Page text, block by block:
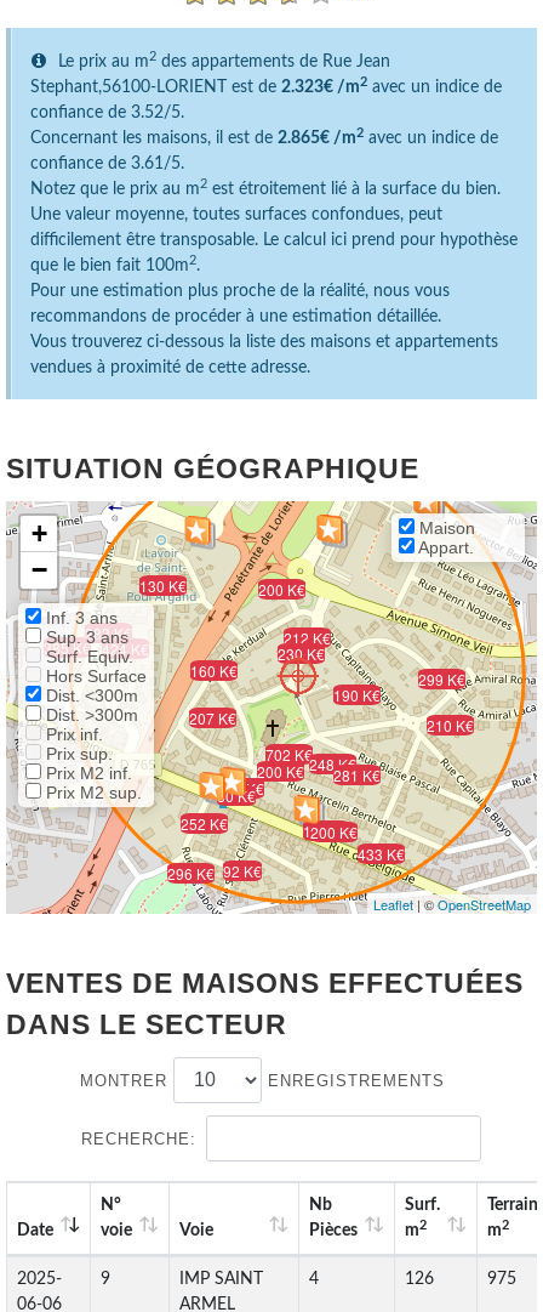
Le prix au m 2 des appartements de Rue Jean
Stephant,56100-LORIENT est de 2.323€ /m2 avec un indice de
confiance de 3.52/5.
Concernant les maisons, il est de 2.865€ /m2 avec un indice de
confiance de 3.61/5.
Notez que le prix au m 2 est étroitement lié à la surface du bien.
Une valeur moyenne, toutes surfaces confondues, peut
difficilement être transposable. Le calcul ici prend pour hypothèse
que le bien fait 100m 2.
Pour une estimation plus proche de la réalité, nous vous
recommandons de procéder à une estimation détaillée.
Vous trouverez ci-dessous la liste des maisons et appartements
vendues à proximité de cette adresse.
SITUATION GÉOGRAPHIQUE
80 K€
130 K€
207 K€
296 K€ 92 K€
230 K€
385 K€
299 K€
281 K€
283 K€
200 K€
210 K€
248 K€
160 K€
190 K€
200 K€
73 K€
433 K€
200 K€
153 K€
212 K€
424 K€
702 K€
252 K€
+
−
Inf. 3 ans
Sup. 3 ans
Surf. Equiv.
Hors Surface
Dist. <300m
Dist. >300m
Prix inf.
Prix sup.
Prix M2 inf.
Prix M2 sup.
Maison
Appart.
Leaflet | ©OpenStreetMap
VENTES DE MAISONS EFFECTUÉES
DANS LE SECTEUR
MONTRER ENREGISTREMENTS
RECHERCHE:
Date
N°
voie
Voie
Nb
Pièces
Surf.
m2
Terrain
m2
2025-
06-06
9
IMP SAINT
ARMEL
4 126 975